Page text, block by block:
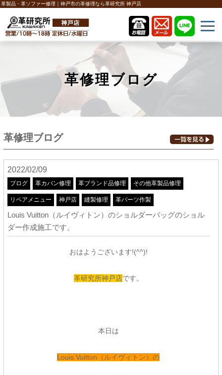
革製品・革ソファー修理｜神戸市の革修理なら革研究所 神戸店
革修理ブログ
革修理ブログ
2022/02/09
ブログ 革カバン修理 革ブランド品修理 その他革製品修理
リペアメニュー 神戸店 縫製修理 革パーツ作製
Louis Vuitton（ルイヴィトン）のショルダーバッグのショル
ダー作成施工です。
おはようございます!(^^)!
革研究所神戸店です。
本日は
Louis Vuitton（ルイヴィトン）の